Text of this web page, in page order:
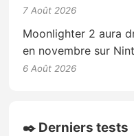
7 Août 2026
Moonlighter 2 aura
en novembre sur
6 Août 2026
✒️ Derniers tests